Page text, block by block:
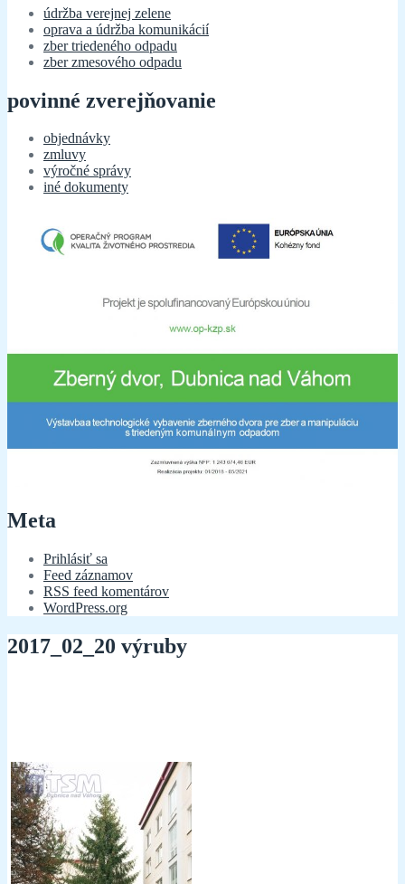
údržba verejnej zelene
oprava a údržba komunikácií
zber triedeného odpadu
zber zmesového odpadu
povinné zverejňovanie
objednávky
zmluvy
výročné správy
iné dokumenty
Meta
Prihlásiť sa
Feed záznamov
RSS feed komentárov
WordPress.org
2017_02_20 výruby